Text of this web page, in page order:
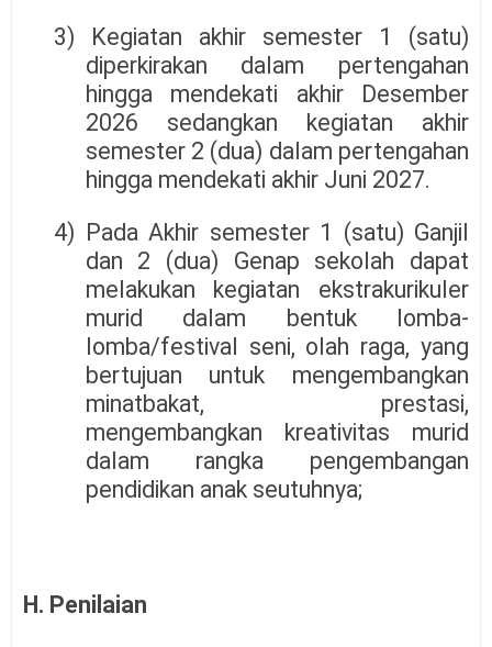
3) Kegiatan akhir semester 1 (satu)
diperkirakan dalam pertengahan
hingga mendekati akhir Desember
2026 sedangkan kegiatan akhir
semester 2 (dua) dalam pertengahan
hingga mendekati akhir Juni 2027.
4) Pada Akhir semester 1 (satu) Ganjil
dan 2 (dua) Genap sekolah dapat
melakukan kegiatan ekstrakurikuler
murid dalam bentuk lomba-
lomba/festival seni, olah raga, yang
bertujuan untuk mengembangkan
minatbakat, prestasi,
mengembangkan kreativitas murid
dalam rangka pengembangan
pendidikan anak seutuhnya;
H. Penilaian